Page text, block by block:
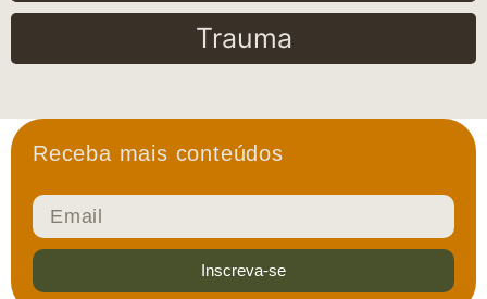
Trauma
Receba mais conteúdos
Inscreva-se